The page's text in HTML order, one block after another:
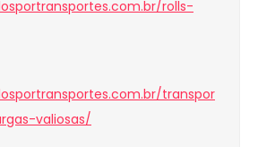
rolls-
transpor
valiosas/